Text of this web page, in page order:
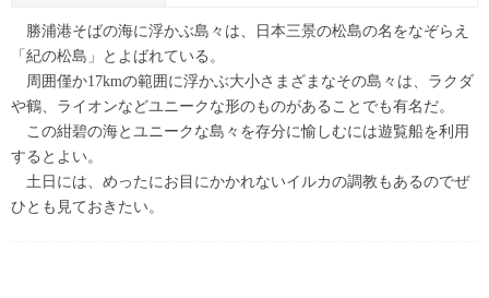
勝浦港そばの海に浮かぶ島々は、日本三景の松島の名をなぞらえ
「紀の松島」とよばれている。
周囲僅か17kmの範囲に浮かぶ大小さまざまなその島々は、ラクダ
や鶴、ライオンなどユニークな形のものがあることでも有名だ。
この紺碧の海とユニークな島々を存分に愉しむには遊覧船を利用
するとよい。
土日には、めったにお目にかかれないイルカの調教もあるのでぜ
ひとも見ておきたい。